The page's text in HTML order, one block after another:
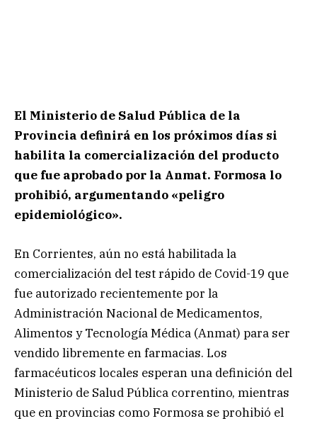
El Ministerio de Salud Pública de la
Provincia definirá en los próximos días si
habilita la comercialización del producto
que fue aprobado por la Anmat. Formosa lo
prohibió, argumentando «peligro
epidemiológico».
En Corrientes, aún no está habilitada la
comercialización del test rápido de Covid-19 que
fue autorizado recientemente por la
Administración Nacional de Medicamentos,
Alimentos y Tecnología Médica (Anmat) para ser
vendido libremente en farmacias. Los
farmacéuticos locales esperan una definición del
Ministerio de Salud Pública correntino, mientras
que en provincias como Formosa se prohibió el